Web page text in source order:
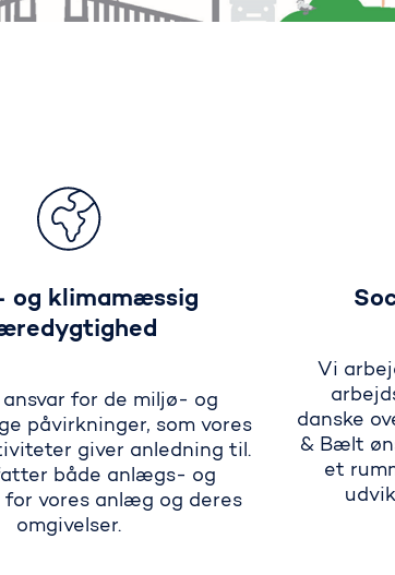
og
og klimamæssig
for de miljø- og
påvirkninger, som vores
giver anledning til.
både anlægs- og
vores anlæg og deres
omgivelser.
Vi
danske
& Bælt
et